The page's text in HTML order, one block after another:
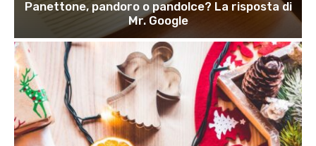
Panettone, pandoro o pandolce? La risposta di
Mr. Google